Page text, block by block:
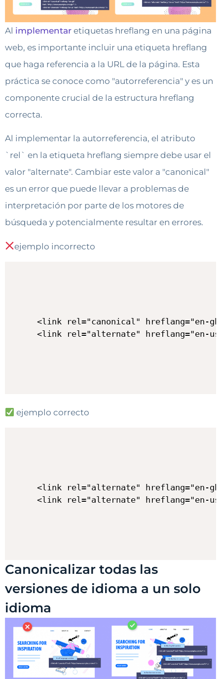
Al implementar etiquetas hreflang en una página
web, es importante incluir una etiqueta hreflang
que haga referencia a la URL de la página. Esta
práctica se conoce como "autorreferencia" y es un
componente crucial de la estructura hreflang
correcta.
Al implementar la autorreferencia, el atributo
`rel` en la etiqueta hreflang siempre debe usar el
valor "alternate". Cambiar este valor a "canonical"
es un error que puede llevar a problemas de
interpretación por parte de los motores de
búsqueda y potencialmente resultar en errores.
ejemplo incorrecto
<link rel="canonical" hreflang="en-
ejemplo correcto
<link rel="alternate" hreflang="en-
Canonicalizar todas las
versiones de idioma a un solo
idioma